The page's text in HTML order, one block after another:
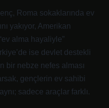
Roma sokaklarında ev
yakıyor, Amerikan
alma hayaliyle”
ise devlet destekli
bir nebze nefes alması
gençlerin ev sahibi
sadece araçlar farklı.